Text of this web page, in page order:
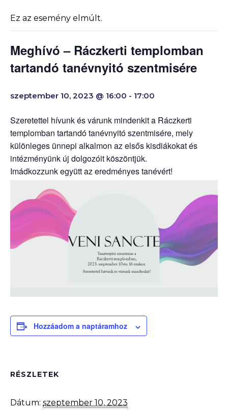
Ez az esemény elmúlt.
Meghívó – Ráczkerti templomban
tartandó tanévnyitó szentmisére
szeptember 10, 2023 @ 16:00 - 17:00
Szeretettel hívunk és várunk mindenkit a Ráczkerti
templomban tartandó tanévnyitó szentmisére, mely
különleges ünnepi alkalmon az elsős kisdiákokat és
intézményünk új dolgozóit köszöntjük.
Imádkozzunk együtt az eredményes tanévért!
Hozzáadom a naptáramhoz
RÉSZLETEK
Dátum: szeptember 10, 2023